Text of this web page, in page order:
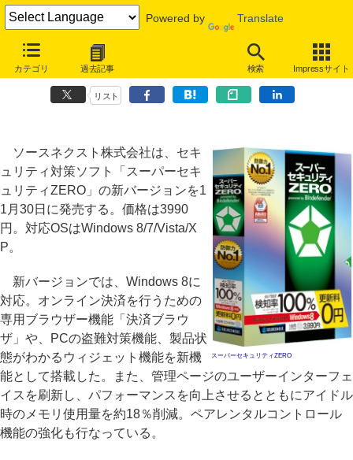
Powered by Translate
カテゴリ 過去記事 検索 Impressサイト
ソースネクスト「スーパーセキュリティZERO」、Windows 8対応の
新バージョン
リスト
スーパーセキュリティZERO
ソースネクスト株式会社は、セキ
ュリティ対策ソフト「スーパーセキ
ュリティZERO」の新バージョンを1
1月30日に発売する。価格は3990
円。対応OSはWindows 8/7/Vista/X
P。
新バージョンでは、Windows 8に
対応。オンライン決済を行うための
専用ブラウザー機能「決済ブラウ
ザ」や、PCの盗難対策機能、製品状
態がわかるウィジェット機能を新機
能として搭載した。また、管理ページのユーザーインターフェ
イスを刷新し、パフォーマンスを向上させるとともにアイドル
時のメモリ使用量を約18％削減。ペアレンタルコントロール
機能の強化も行なっている。